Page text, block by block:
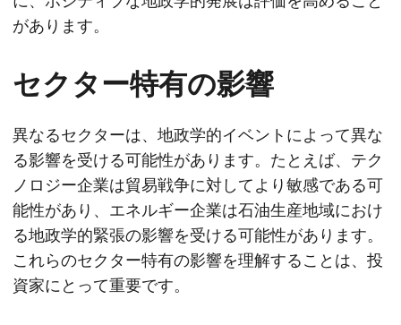
があります。
セクター特有の影響
異なるセクターは、地政学的イベントによって異な
る影響を受ける可能性があります。たとえば、テク
ノロジー企業は貿易戦争に対してより敏感である可
能性があり、エネルギー企業は石油生産地域におけ
る地政学的緊張の影響を受ける可能性があります。
これらのセクター特有の影響を理解することは、投
資家にとって重要です。